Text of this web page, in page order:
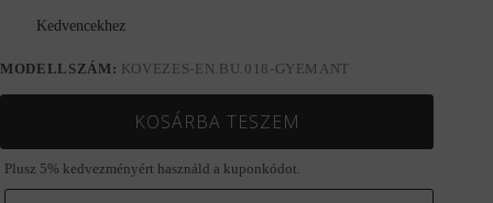
MODELLSZÁM: KOVEZES-EN.BU.018-GYEMANT
Kedvencekhez
KOSÁRBA TESZEM
Plusz 5% kedvezményért használd a kuponkódot.